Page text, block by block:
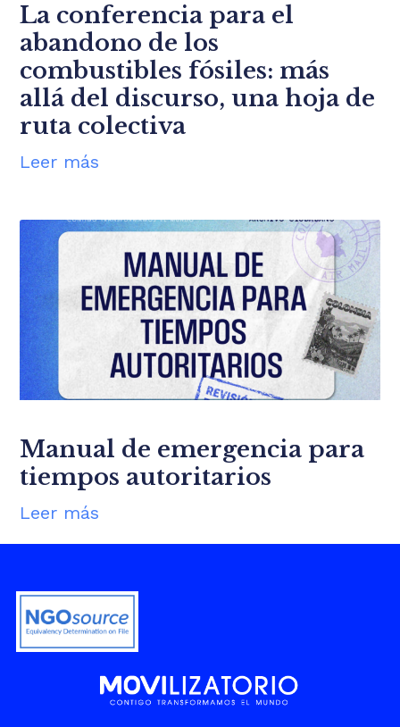
La conferencia para el
abandono de los
combustibles fósiles: más
allá del discurso, una hoja de
ruta colectiva
Leer más
Manual de emergencia para
tiempos autoritarios
Leer más